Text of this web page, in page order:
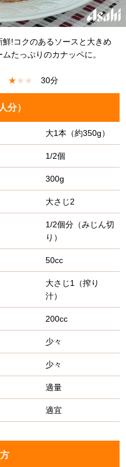
!コクのあるソースと大きめ
たっぷりのカナッペに。
★★ ★ 30分
分）
大1本（約350g）
1/2個
300g
大さじ2
1/2個分（みじん切
り）
50cc
大さじ1（搾り
汁）
200cc
少々
少々
適量
適宜